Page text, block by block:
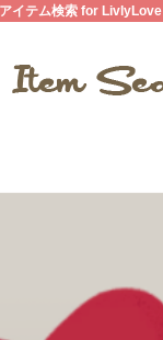
イテム検索 for LivlyLove